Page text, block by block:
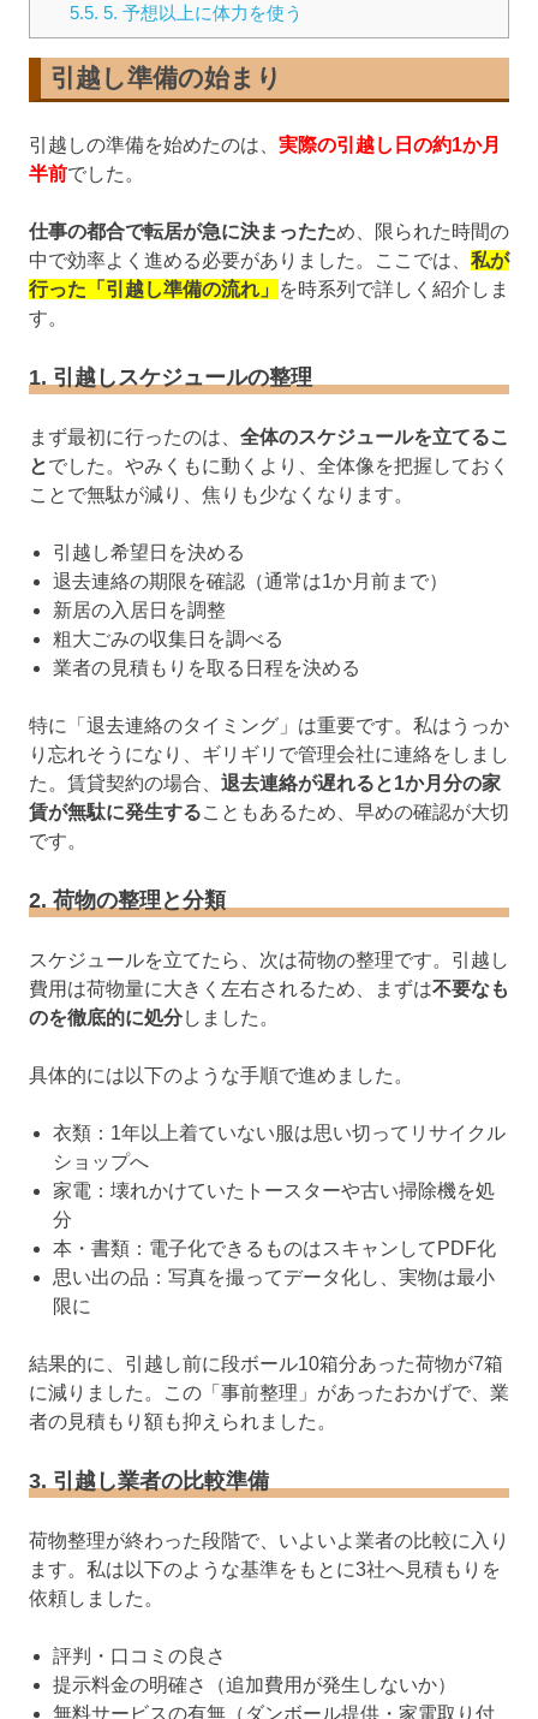
5.5. 5. 予想以上に体力を使う
引越し準備の始まり
引越しの準備を始めたのは、 実際の引越し日の約1か月
半前でした。
仕事の都合で転居が急に決まったため、限られた時間の
中で効率よく進める必要がありました。ここでは、 私が
行った「引越し準備の流れ」
を時系列で詳しく紹介しま
す。
1. 引越しスケジュールの整理
まず最初に行ったのは、 全体のスケジュールを立てるこ
とでした。やみくもに動くより、全体像を把握しておく
ことで無駄が減り、焦りも少なくなります。
引越し希望日を決める
退去連絡の期限を確認（通常は1か月前まで）
新居の入居日を調整
粗大ごみの収集日を調べる
業者の見積もりを取る日程を決める
特に「退去連絡のタイミング」は重要です。私はうっか
り忘れそうになり、ギリギリで管理会社に連絡をしまし
た。賃貸契約の場合、 退去連絡が遅れると1か月分の家
賃が無駄に発生することもあるため、早めの確認が大切
です。
2. 荷物の整理と分類
スケジュールを立てたら、次は荷物の整理です。引越し
費用は荷物量に大きく左右されるため、まずは不要なも
のを徹底的に処分しました。
具体的には以下のような手順で進めました。
衣類：1年以上着ていない服は思い切ってリサイクル
ショップへ
家電：壊れかけていたトースターや古い掃除機を処
分
本・書類：電子化できるものはスキャンしてPDF化
思い出の品：写真を撮ってデータ化し、実物は最小
限に
結果的に、引越し前に段ボール10箱分あった荷物が7箱
に減りました。この「事前整理」があったおかげで、業
者の見積もり額も抑えられました。
3. 引越し業者の比較準備
荷物整理が終わった段階で、いよいよ業者の比較に入り
ます。私は以下のような基準をもとに3社へ見積もりを
依頼しました。
評判・口コミの良さ
提示料金の明確さ（追加費用が発生しないか）
無料サービスの有無（ダンボール提供・家電取り付